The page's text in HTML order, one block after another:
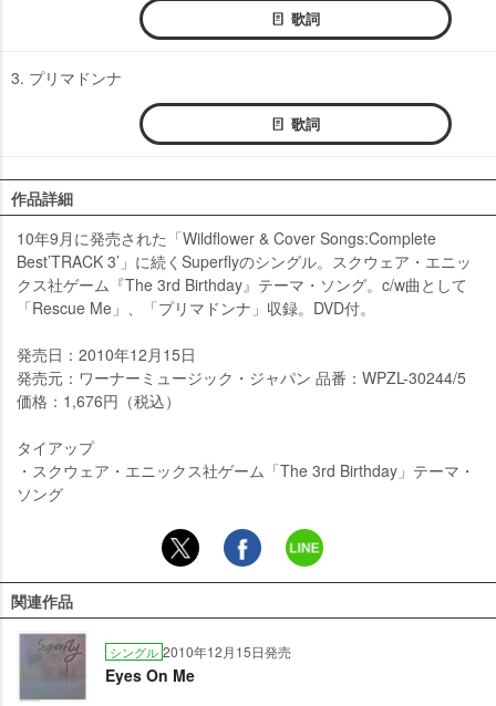
歌詞
3. プリマドンナ
歌詞
作品詳細
10年9月に発売された「Wildflower & Cover Songs:Complete
Best’TRACK 3’」に続くSuperflyのシングル。スクウェア・エニッ
クス社ゲーム『The 3rd Birthday』テーマ・ソング。c/w曲として
「Rescue Me」、「プリマドンナ」収録。DVD付。
発売日：2010年12月15日
発売元：ワーナーミュージック・ジャパン 品番：WPZL-30244/5
価格：1,676円（税込）
タイアップ
・スクウェア・エニックス社ゲーム「The 3rd Birthday」テーマ・
ソング
関連作品
シングル 2010年12月15日発売
Eyes On Me